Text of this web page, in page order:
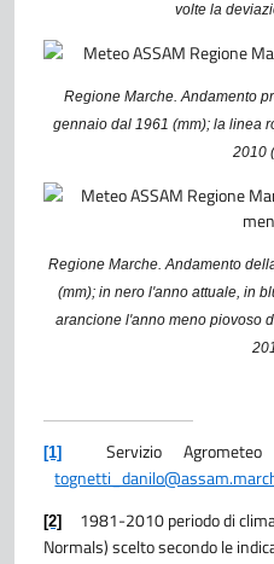
volte la
Regione Marche. Andamento
gennaio dal 1961 (mm); la linea
2010
Regione Marche. Andamento
(mm); in nero l'anno attuale, in
arancione l'anno meno piovoso
[1]
Servizio
[2]
1981-2010 periodo di
Normals) scelto secondo le